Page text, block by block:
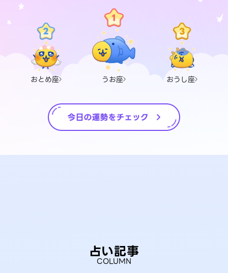
おとめ座 うお座 おうし座
占い記事
COLUMN